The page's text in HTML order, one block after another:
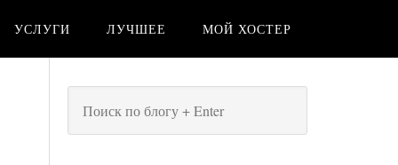
УСЛУГИ ЛУЧШЕЕ МОЙ ХОСТЕР